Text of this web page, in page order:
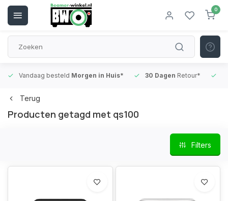
0
Vandaag besteld Morgen in Huis* 30 Dagen Retour*
Terug
Producten getagd met qs100
Filters